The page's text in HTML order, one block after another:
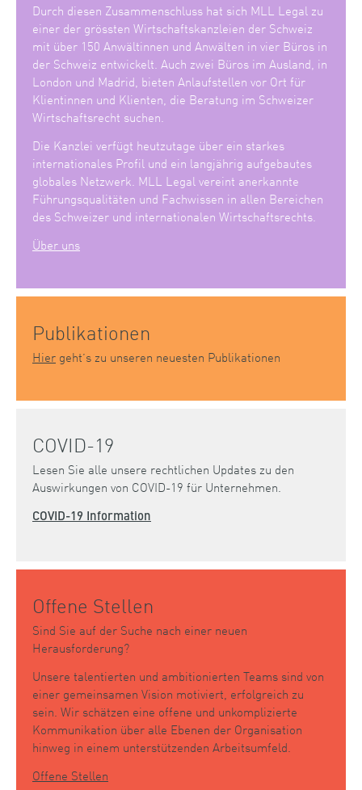
Durch diesen Zusammenschluss hat sich MLL Legal zu
einer der grössten Wirtschaftskanzleien der Schweiz
mit über 150 Anwältinnen und Anwälten in vier Büros in
der Schweiz entwickelt. Auch zwei Büros im Ausland, in
London und Madrid, bieten Anlaufstellen vor Ort für
Klientinnen und Klienten, die Beratung im Schweizer
Wirtschaftsrecht suchen.
Die Kanzlei verfügt heutzutage über ein starkes
internationales Profil und ein langjährig aufgebautes
globales Netzwerk. MLL Legal vereint anerkannte
Führungsqualitäten und Fachwissen in allen Bereichen
des Schweizer und internationalen Wirtschaftsrechts.
Über uns
Publikationen
Hier geht’s zu unseren neuesten Publikationen
COVID-19
Lesen Sie alle unsere rechtlichen Updates zu den
Auswirkungen von COVID-19 für Unternehmen.
COVID-19 Information
Offene Stellen
Sind Sie auf der Suche nach einer neuen
Herausforderung?
Unsere talentierten und ambitionierten Teams sind von
einer gemeinsamen Vision motiviert, erfolgreich zu
sein. Wir schätzen eine offene und unkomplizierte
Kommunikation über alle Ebenen der Organisation
hinweg in einem unterstützenden Arbeitsumfeld.
Offene Stellen